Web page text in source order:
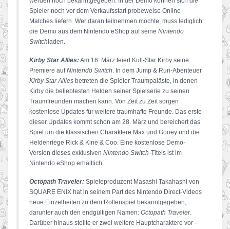
Spieler noch vor dem Verkaufsstart probeweise Online-
Matches liefern. Wer daran teilnehmen möchte, muss lediglich
die Demo aus dem Nintendo eShop auf seine Nintendo
Switch laden.
Kirby Star Allies:Am 16. März feiert Kult-Star Kirby seine
Premiere aufNintendo Switch. In dem Jump & Run-Abenteuer
Kirby Star Allies betreten die Spieler Traumpaläste, in denen
Kirby die beliebtesten Helden seiner Spielserie zu seinen
Traumfreunden machen kann. Von Zeit zu Zeit sorgen
kostenlose Updates für weitere traumhafte Freunde. Das erste
dieser Updates kommt schon am 28. März und bereichert das
Spiel um die klassischen Charaktere Max und Gooey und die
Heldenriege Rick & Kine & Coo. Eine kostenlose Demo-
Version dieses exklusiven Nintendo Switch-Titels ist im
Nintendo eShop erhältlich.
Octopath Traveler: Spieleproduzent Masashi Takahashi von
SQUARE ENIX hat in seinem Part des Nintendo Direct-Videos
neue Einzelheiten zu dem Rollenspiel bekanntgegeben,
darunter auch den endgültigen Namen: Octopath Traveler.
Darüber hinaus stellte er zwei weitere Hauptcharaktere vor –